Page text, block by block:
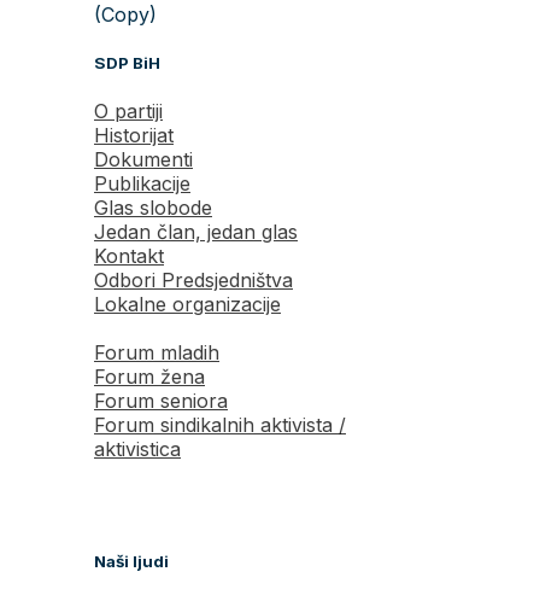
(Copy)
SDP BiH
O partiji
Historijat
Dokumenti
Publikacije
Glas slobode
Jedan član, jedan glas
Kontakt
Odbori Predsjedništva
Lokalne organizacije
Forum mladih
Forum žena
Forum seniora
Forum sindikalnih aktivista /
aktivistica
Naši ljudi